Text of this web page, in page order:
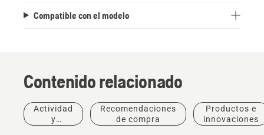
Compatible con el modelo
Contenido relacionado
Actividad
y
Recomendaciones
de compra
Productos e
innovaciones